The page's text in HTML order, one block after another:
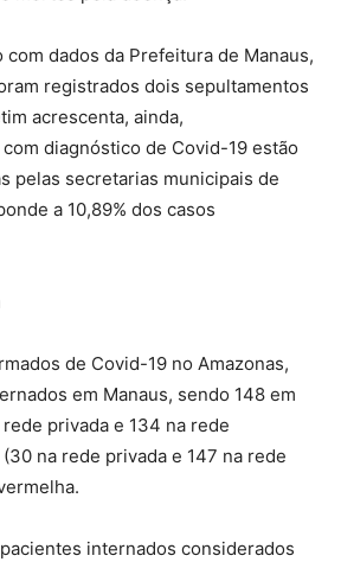
com dados da Prefeitura de Manaus,
registrados dois sepultamentos
acrescenta, ainda,
diagnóstico de Covid-19 estão
pelas secretarias municipais de
a 10,89% dos casos
de Covid-19 no Amazonas,
em Manaus, sendo 148 em
privada e 134 na rede
na rede privada e 147 na rede
internados considerados